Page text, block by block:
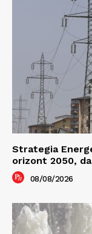
Strategia
orizont 2050,
08/08/2026